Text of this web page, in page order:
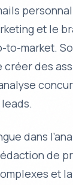
et le
to-market.
créer des
dans
de
et